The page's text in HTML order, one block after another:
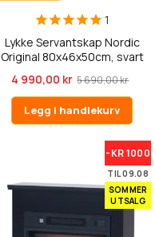
1
Lykke Servantskap Nordic
Original 80x46x50cm, svart
4 990,00 kr 5 690,00 kr
Legg i handlekurv
-KR 1000
TIL 09.08
SOMMER
UTSALG